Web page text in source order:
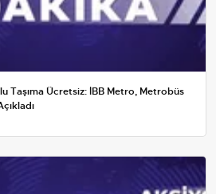
Taşıma Ücretsiz: İBB Metro, Metrobüs